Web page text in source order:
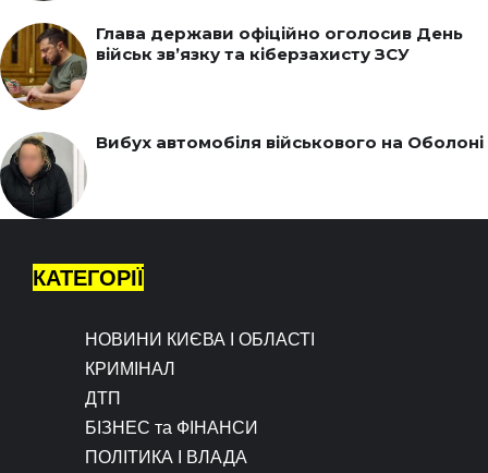
Глава держави офіційно оголосив День
військ зв’язку та кіберзахисту ЗСУ
Вибух автомобіля військового на Оболоні
КАТЕГОРІЇ
НОВИНИ КИЄВА І ОБЛАСТІ
КРИМІНАЛ
ДТП
БІЗНЕС та ФІНАНСИ
ПОЛІТИКА І ВЛАДА